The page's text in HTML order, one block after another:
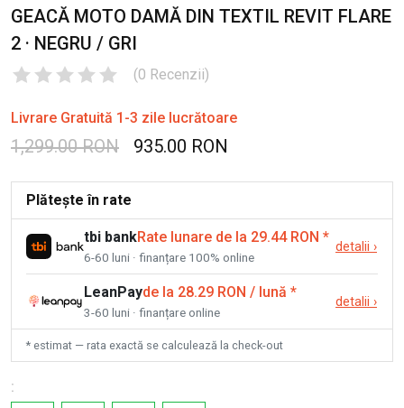
GEACĂ MOTO DAMĂ DIN TEXTIL REVIT FLARE
2 · NEGRU / GRI
(0 Recenzii)
Livrare Gratuită 1-3 zile lucrătoare
1,299.00 RON 935.00 RON
Plătește în rate
tbi bankRate lunare de la 29.44 RON *
6-60 luni · finanțare 100% online
detalii ›
LeanPayde la 28.29 RON / lună *
3-60 luni · finanțare online
detalii ›
* estimat — rata exactă se calculează la check-out
: